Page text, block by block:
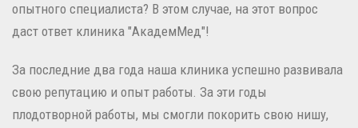
опытного специалиста? В этом случае, на этот вопрос
даст ответ клиника "АкадемМед"!
За последние два года наша клиника успешно развивала
свою репутацию и опыт работы. За эти годы
плодотворной работы, мы смогли покорить свою нишу,